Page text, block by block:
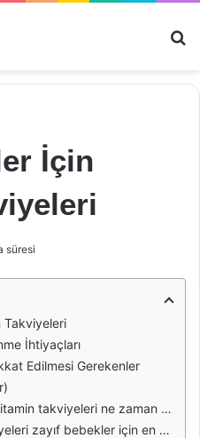
İçin
süresi
Takviyeleri
İhtiyaçları
Edilmesi Gerekenler
ne zaman başlanmalıdır?
bebekler için en önemlisidir?